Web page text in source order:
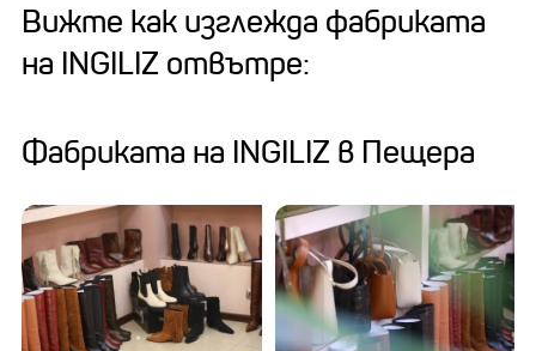
Вижте как изглежда фабриката
на INGILIZ отвътре:
Фабриката на INGILIZ в Пещера